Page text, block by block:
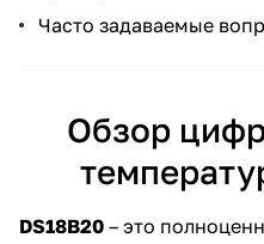
Часто задаваемые
Обзор
DS18B20 – это